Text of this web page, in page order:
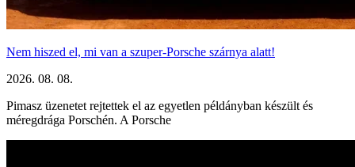
Nem hiszed el, mi van a szuper-Porsche szárnya alatt!
2026. 08. 08.
Pimasz üzenetet rejtettek el az egyetlen példányban készült és
méregdrága Porschén. A Porsche